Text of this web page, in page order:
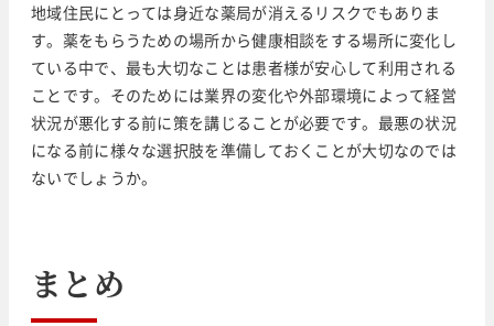
地域住民にとっては身近な薬局が消えるリスクでもありま
す。薬をもらうための場所から健康相談をする場所に変化し
ている中で、最も大切なことは患者様が安心して利用される
ことです。そのためには業界の変化や外部環境によって経営
状況が悪化する前に策を講じることが必要です。最悪の状況
になる前に様々な選択肢を準備しておくことが大切なのでは
ないでしょうか。
まとめ